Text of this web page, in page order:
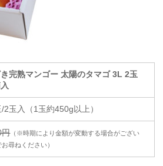
完熟マンゴー 太陽のタマゴ 3L 2玉
2玉入（1玉約450g以上）
円（※時期により金額が変動する場合がござい
お尋ねください）